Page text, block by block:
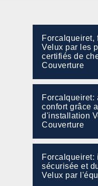
Forcalqueiret,
Velux par les
certifiés de
Couverture
Forcalqueiret:
confort grâce
d'installation
Couverture
Forcalqueiret:
sécurisée et
Velux par